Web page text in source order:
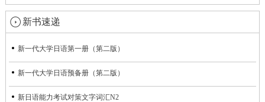
新书速递
新一代大学日语第一册（第二版）
新一代大学日语预备册（第二版）
新日语能力考试对策文字词汇N2